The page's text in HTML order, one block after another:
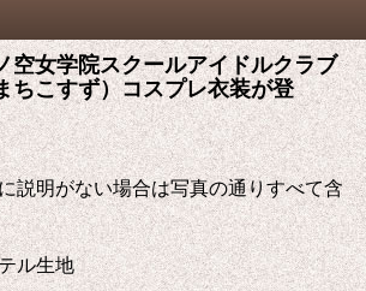
空女学院スクールアイドルクラブ
ちこすず）コスプレ衣装が登
説明がない場合は写真の通りすべて含
ル生地